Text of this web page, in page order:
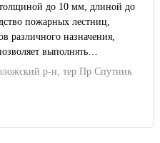
до 10 мм, длиной до
пожарных лестниц,
различного назначения,
выполнять
по изготовлению
р-н, тер Пр Спутник